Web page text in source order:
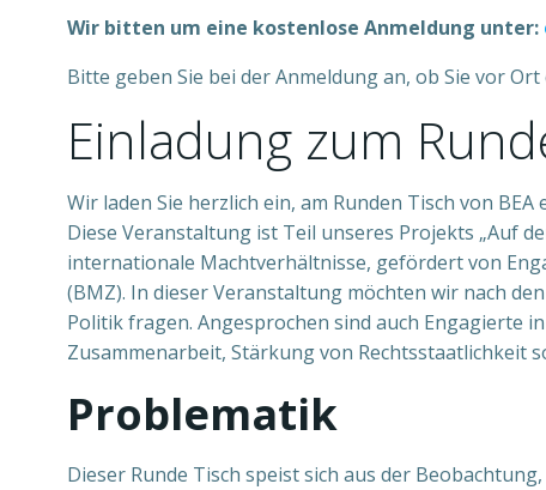
Wir bitten um eine kostenlose Anmeldung unter:
Bitte geben Sie bei der Anmeldung an, ob Sie vor
Einladung zum
Wir laden Sie herzlich ein, am Runden Tisch von
Diese Veranstaltung ist Teil unseres Projekts „Auf
internationale Machtverhältnisse, gefördert von
(BMZ). In dieser Veranstaltung möchten wir nach
Politik fragen. Angesprochen sind auch Engagierte
Zusammenarbeit, Stärkung von Rechtsstaatlichkeit
Problematik
Dieser Runde Tisch speist sich aus der